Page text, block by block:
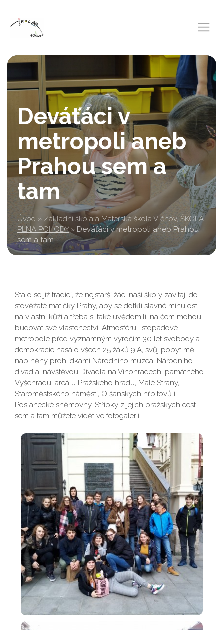
Deváťáci v
metropoli aneb
Prahou sem a
tam
Úvod » Základní škola a Mateřská škola Vlčnov, ŠKOLA
PLNÁ POHODY » Deváťáci v metropoli aneb Prahou
sem a tam
Stalo se již tradicí, že nejstarší žáci naší školy zavítají do
stověžaté matičky Prahy, aby se dotkli slavné minulosti
na vlastní kůži a třeba si také uvědomili, na čem mohou
budovat své vlastenectví. Atmosféru listopadové
metropole před významným výročím 30 let svobody a
demokracie nasálo všech 25 žáků 9.A, svůj pobyt měli
naplněný prohlídkami Národního muzea, Národního
divadla, návštěvou Divadla na Vinohradech, památného
Vyšehradu, areálu Pražského hradu, Malé Strany,
Staroměstského náměstí, Olšanských hřbitovů i
Poslanecké sněmovny. Střípky z jejich pražských cest
sem a tam můžete vidět ve fotogalerii.